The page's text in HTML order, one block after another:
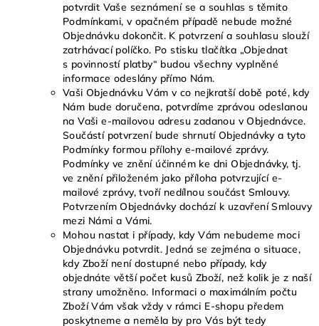
potvrdit Vaše seznámení se a souhlas s těmito
Podmínkami, v opačném případě nebude možné
Objednávku dokončit. K potvrzení a souhlasu slouží
zatrhávací políčko. Po stisku tlačítka „Objednat
s povinností platby“ budou všechny vyplněné
informace odeslány přímo Nám.
Vaši Objednávku Vám v co nejkratší době poté, kdy
Nám bude doručena, potvrdíme zprávou odeslanou
na Vaši e-mailovou adresu zadanou v Objednávce.
Součástí potvrzení bude shrnutí Objednávky a tyto
Podmínky formou přílohy e-mailové zprávy.
Podmínky ve znění účinném ke dni Objednávky, tj.
ve znění přiloženém jako příloha potvrzující e-
mailové zprávy, tvoří nedílnou součást Smlouvy.
Potvrzením Objednávky dochází k uzavření Smlouvy
mezi Námi a Vámi.
Mohou nastat i případy, kdy Vám nebudeme moci
Objednávku potvrdit. Jedná se zejména o situace,
kdy Zboží není dostupné nebo případy, kdy
objednáte větší počet kusů Zboží, než kolik je z naší
strany umožněno. Informaci o maximálním počtu
Zboží Vám však vždy v rámci E-shopu předem
poskytneme a neměla by pro Vás být tedy